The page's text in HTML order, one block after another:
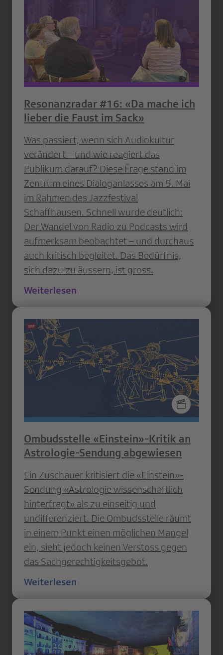
Resonanzradar #16: «Da mache ich
lieber die Faust im Sack»
Was passiert, wenn sich Audiokultur
verändert – und wie reagiert das
Publikum darauf? Diese Frage stand im
Zentrum eines Dialoganlasses am 9. Mai
im Rahmen des Jazzfestival
Schaffhausen. Schnell wurde deutlich:
Der Wandel von Radio zu Podcasts wird
aufmerksam beobachtet – und durchaus
auch kritisch begleitet. Das Bedürfnis,
sich dazu zu äussern, ist gross.
Weiterlesen
Ombudsstelle «Einstein»-Kritik an
Astrologie-Sendung abgewiesen
Ein Zuschauer kritisiert die «Einstein»-
Sendung «Astrologie wissenschaftlich
hinterfragt» als zu einseitig und
undifferenziert. Die Ombudsstelle räumt
in einem Punkt einen möglichen Mangel
ein, sieht jedoch keinen Verstoss gegen
das Sachgerechtigkeitsgebot.
Weiterlesen